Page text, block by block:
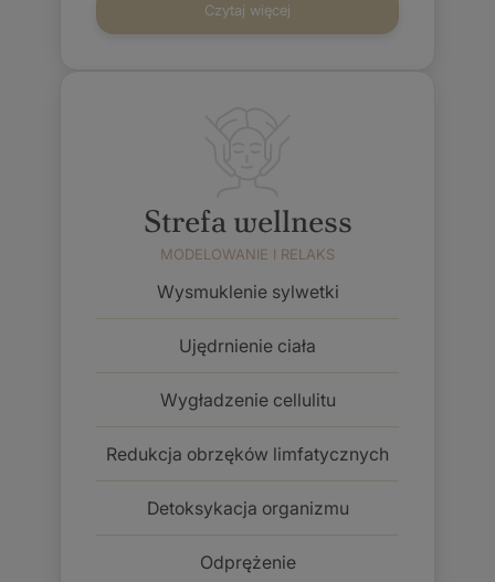
Czytaj więcej
Strefa wellness
MODELOWANIE I RELAKS
Wysmuklenie sylwetki
Ujędrnienie ciała
Wygładzenie cellulitu
Redukcja obrzęków limfatycznych
Detoksykacja organizmu
Odprężenie